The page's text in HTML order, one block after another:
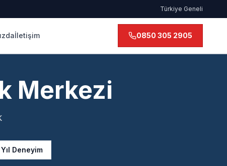
Türkiye Geneli
İletişim 0850 305 2905
Merkezi
Deneyim